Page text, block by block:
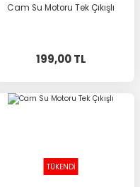
Cam Su Motoru Tek Çıkışlı
199,00 TL
TÜKENDİ